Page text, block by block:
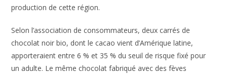
production de cette région.
Selon l’association de consommateurs, deux carrés de
chocolat noir bio, dont le cacao vient d’Amérique latine,
apporteraient entre 6 % et 35 % du seuil de risque fixé pour
un adulte. Le même chocolat fabriqué avec des fèves